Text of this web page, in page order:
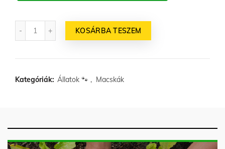
Mennyiség
KOSÁRBA TESZEM
Kategóriák: Állatok 🐾 , Macskák